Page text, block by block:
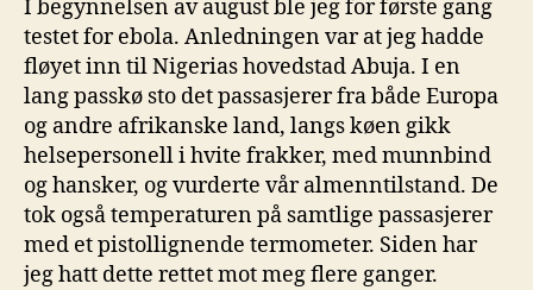
I begynnelsen av august ble jeg for første gang
testet for ebola. Anledningen var at jeg hadde
fløyet inn til Nigerias hovedstad Abuja. I en
lang passkø sto det passasjerer fra både Europa
og andre afrikanske land, langs køen gikk
helsepersonell i hvite frakker, med munnbind
og hansker, og vurderte vår almenntilstand. De
tok også temperaturen på samtlige passasjerer
med et pistollignende termometer. Siden har
jeg hatt dette rettet mot meg flere ganger.